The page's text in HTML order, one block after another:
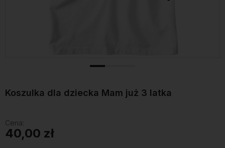
Koszulka dla dziecka Mam już 3 latka
Cena:
40,00 zł